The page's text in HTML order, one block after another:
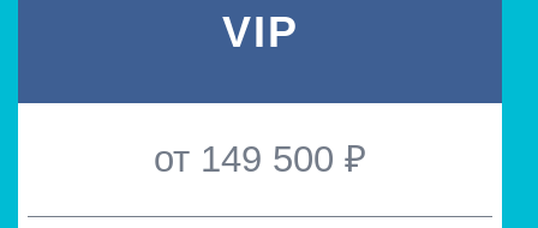
VIP
от 149 500 ₽